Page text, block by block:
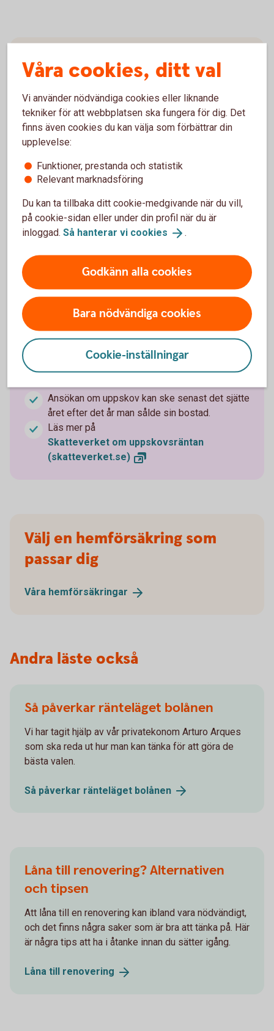
Arturo Arques
Privatekonom
Arturo förklarar kortfattat:
togs bort 2021. Att skjuta upp beskattningen av
vinsten på en permanentbostad kostar därmed
Med permanentbostad menas den bostad som
du bor och är folkbokförd i. Reglerna om
uppskov gäller inte den som säljer en
Ansökan om uppskov kan ske senast det sjätte
året efter det år man sålde sin bostad.
Läs mer på
Skatteverket om uppskovsräntan
(skatteverket.se)
Välj en hemförsäkring som
passar dig
Våra hemförsäkringar
Andra läste också
Så påverkar ränteläget bolånen
Vi har tagit hjälp av vår privatekonom Arturo Arques
som ska reda ut hur man kan tänka för att göra de
bästa valen.
Så påverkar ränteläget bolånen
Låna till renovering? Alternativen
och tipsen
Att låna till en renovering kan ibland vara nödvändigt,
och det finns några saker som är bra att tänka på. Här
är några tips att ha i åtanke innan du sätter igång.
Låna till renovering
Våra cookies, ditt val
Vi använder nödvändiga cookies eller liknande
tekniker för att webbplatsen ska fungera för dig. Det
finns även cookies du kan välja som förbättrar din
upplevelse:
Funktioner, prestanda och statistik
Relevant marknadsföring
Du kan ta tillbaka ditt cookie-medgivande när du vill,
på cookie-sidan eller under din profil när du är
inloggad. Så hanterar vi cookies .
Godkänn alla cookies
Bara nödvändiga cookies
Cookie-inställningar